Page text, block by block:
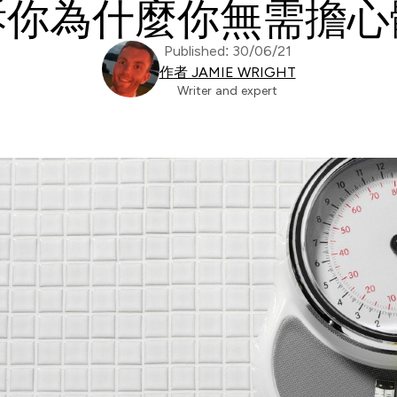
為什麼你無需擔
Published: 30/06/21
作者 JAMIE WRIGHT
Writer and expert